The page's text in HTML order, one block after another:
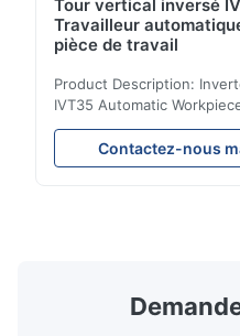
Tour vertical inversé
Travailleur
pièce de travail
Product Description:
IVT35 Automatic
Automated Production
IVT35 automated
out with standardized
layout, it integrates
boring for multi-process
Contactez-nous